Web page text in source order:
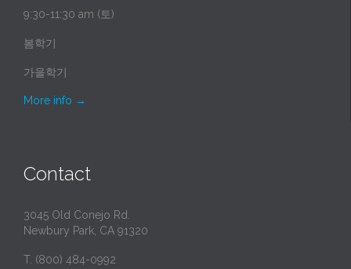
9:30-11:30 am (토)
봄학기
가을학기
More info →
Contact
3045 Old Conejo Rd.
Newbury Park, CA 91320
T. (800) 484-0992